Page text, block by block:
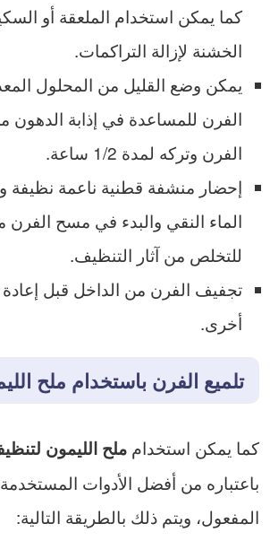
كما يمكن استخدام الملعقة أو
الخشنة لإزالة التراكمات.
يمكن وضع القليل من المحلول
الفرن للمساعدة في إذابة الدهون
الفرن وتركه لمدة 1/2 ساعة.
إحضار منشفة قطنية ناعمة نظيفة
الماء النقي والبدء في مسح الفرن
للتخلص من آثار التنظيف.
تجفيف الفرن من الداخل قبل
أخرى.
تلميع الفرن باستخدام ملح
كما يمكن استخدام ملح الليمون
باعتباره من أفضل الأدوات
المفعول، ويتم ذلك بالطريقة التالية: